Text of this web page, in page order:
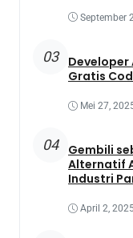
September
03
Developer
Gratis
Mei 27,
04
Gembili
Alternatif
Industri
April 2,